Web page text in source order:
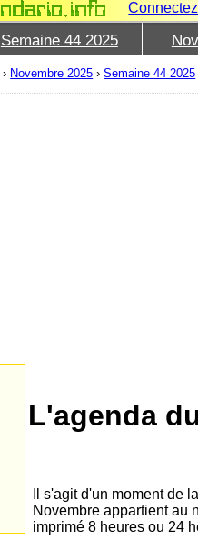
Semaine 44 2025
› Novembre 2025 ›Semaine 44 2025
L'agenda
Il s'agit d'un moment de
Novembre appartient au
imprimé 8 heures ou 24